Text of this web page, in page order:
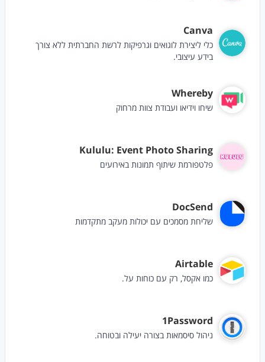
Canva
כלי ליצירת לוגואים וגרפיקות לרשת החברתית ללא צורך
בידע עיצובי.
Whereby
שיחו וידיאו ועבודת צוות מרחוק
Kululu: Event Photo Sharing
פלטפורמת שיתוף תמונות באירועים
DocSend
שליחת מסמכים עם יכולות מעקב מתקדמות
Airtable
כמו אקסל, רק עם כוחות על.
1Password
ניהול סיסמאות בצורה יעילה ובטוחה.